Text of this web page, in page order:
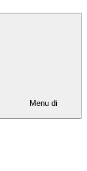
Menu di